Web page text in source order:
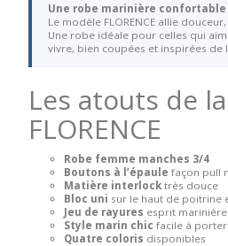
Une robe marinière
Le modèle FLORENCE allie
Une robe idéale pour celles qui
vivre, bien coupées et inspirées de
Les atouts de
FLORENCE
Robe femme manches 3/4
Boutons à l’épaule façon pull
Matière interlock très douce
Bloc uni sur le haut de poitrine
Jeu de rayures esprit marinière
Style marin chic facile à porter
Quatre coloris disponibles